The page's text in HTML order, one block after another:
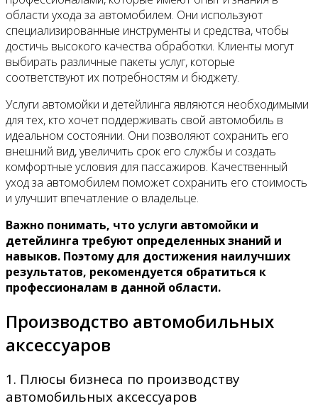
области ухода за автомобилем. Они используют
специализированные инструменты и средства, чтобы
достичь высокого качества обработки. Клиенты могут
выбирать различные пакеты услуг, которые
соответствуют их потребностям и бюджету.
Услуги автомойки и детейлинга являются необходимыми
для тех, кто хочет поддерживать свой автомобиль в
идеальном состоянии. Они позволяют сохранить его
внешний вид, увеличить срок его службы и создать
комфортные условия для пассажиров. Качественный
уход за автомобилем поможет сохранить его стоимость
и улучшит впечатление о владельце.
Важно понимать, что услуги автомойки и
детейлинга требуют определенных знаний и
навыков. Поэтому для достижения наилучших
результатов, рекомендуется обратиться к
профессионалам в данной области.
Производство автомобильных
аксессуаров
1. Плюсы бизнеса по производству
автомобильных аксессуаров